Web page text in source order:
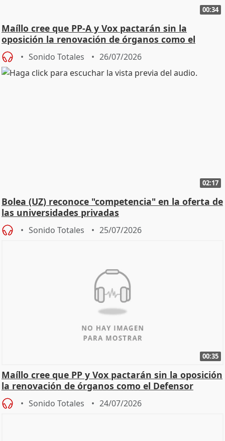
00:34
Maíllo cree que PP-A y Vox pactarán sin la
oposición la renovación de órganos como el
Defensor
Sonido Totales 26/07/2026
02:17
Bolea (UZ) reconoce "competencia" en la oferta de
las universidades privadas
Sonido Totales 25/07/2026
00:35
Maíllo cree que PP y Vox pactarán sin la oposición
la renovación de órganos como el Defensor
Sonido Totales 24/07/2026